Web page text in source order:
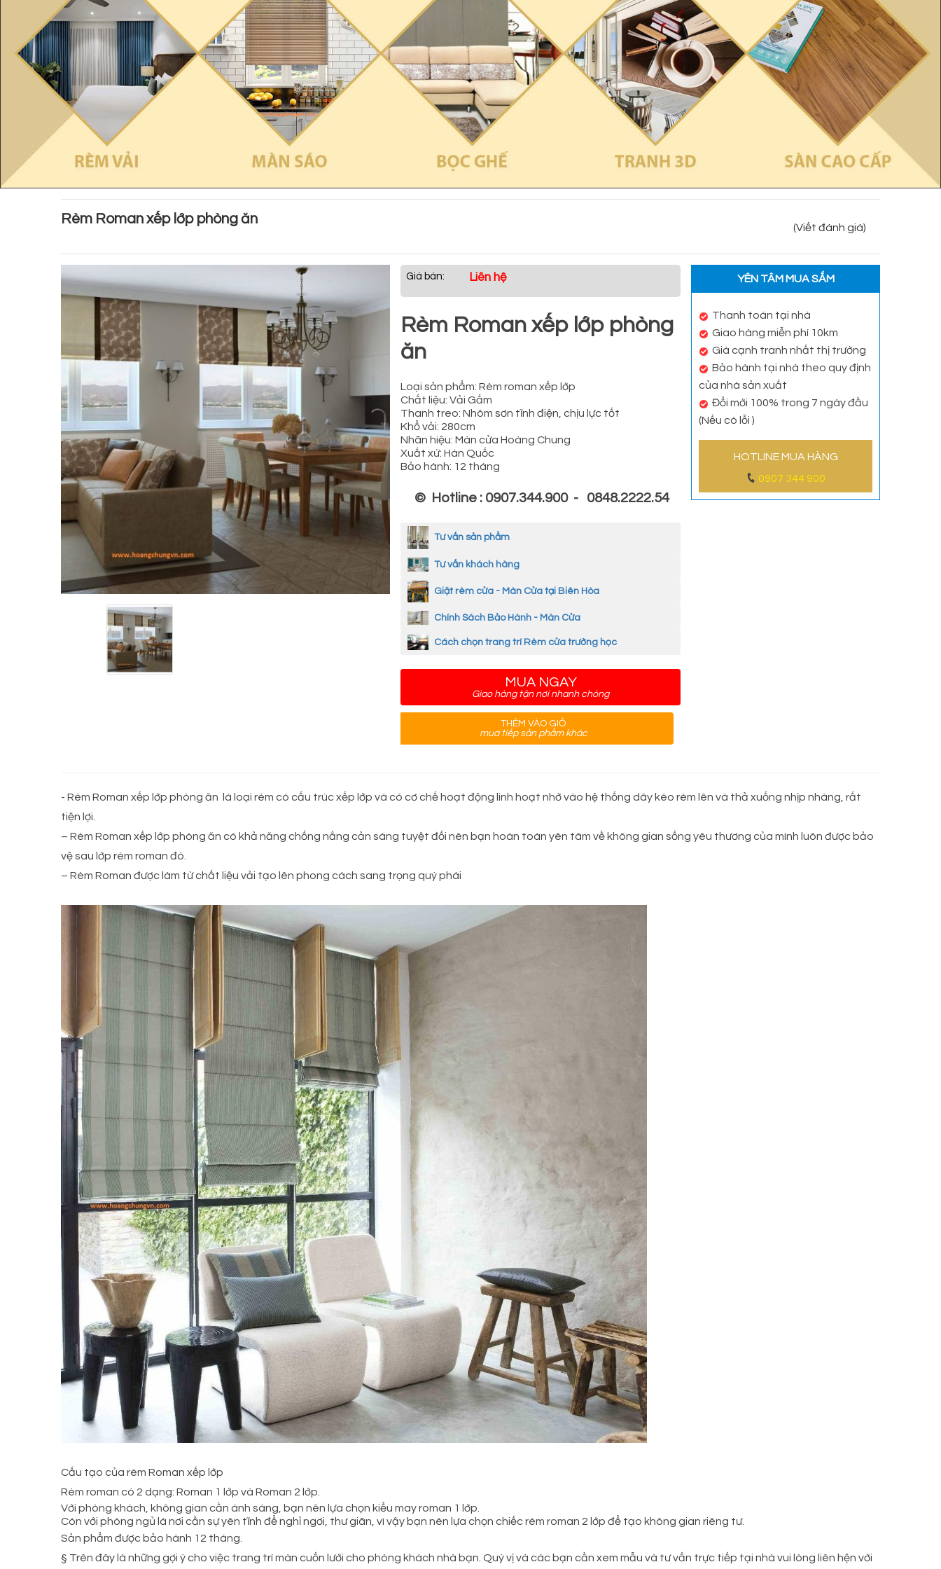
Rèm Roman xếp lớp phòng ăn
(Viết đánh giá)
Giá bán: Liên hệ
Rèm Roman xếp lớp phòng
ăn
Loại sản phẩm: Rèm roman xếp lớp
Chất liệu: Vải Gấm
Thanh treo: Nhôm sơn tĩnh điện, chịu lực tốt
Khổ vải: 280cm
Nhãn hiệu: Màn cửa Hoàng Chung
Xuất xứ: Hàn Quốc
Bảo hành: 12 tháng
© Hotline : 0907.344.900 - 0848.2222.54
Tư vấn sản phẩm
Tư vấn khách hàng
Giặt rèm cửa - Màn Cửa tại Biên Hòa
Chính Sách Bảo Hành - Màn Cửa
Cách chọn trang trí Rèm cửa trường học
MUA NGAY
Giao hàng tận nơi nhanh chóng
THÊM VÀO GIỎ
mua tiếp sản phẩm khác
YÊN TÂM MUA SẮM
Thanh toán tại nhà
Giao hàng miễn phí 10km
Giá cạnh tranh nhất thị trường
Bảo hành tại nhà theo quy định
của nhà sản xuất
Đổi mới 100% trong 7 ngày đầu
(Nếu có lỗi )
HOTLINE MUA HÀNG
0907 344 900
- Rèm Roman xếp lớp phòng ăn là loại rèm có cấu trúc xếp lớp và có cơ chế hoạt động linh hoạt nhờ vào hệ thống dây kéo rèm lên và thả xuống nhịp nhàng, rất
tiện lợi.
– Rèm Roman xếp lớp phòng ăn có khả năng chống nắng cản sáng tuyệt đối nên bạn hoàn toàn yên tâm về không gian sống yêu thương của mình luôn được bảo
vệ sau lớp rèm roman đó.
– Rèm Roman được làm từ chất liệu vải tạo lên phong cách sang trọng quý phái
Cấu tạo của rèm Roman xếp lớp
Rèm roman có 2 dạng: Roman 1 lớp và Roman 2 lớp.
Với phòng khách, không gian cần ánh sáng, bạn nên lựa chọn kiểu may roman 1 lớp.
Còn với phòng ngủ là nơi cần sự yên tĩnh để nghỉ ngơi, thư giãn, vì vậy bạn nên lựa chọn chiếc rèm roman 2 lớp để tạo không gian riêng tư.
Sản phẩm được bảo hành 12 tháng.
§ Trên đây là những gợi ý cho việc trang trí màn cuốn lưới cho phòng khách nhà bạn. Quý vị và các bạn cần xem mẫu và tư vấn trực tiếp tại nhà vui lòng liên hện với